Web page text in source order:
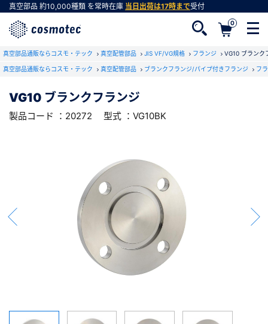
真空部品 約10,000種類 を常時在庫 当日出荷は17時まで受付
0
真空部品通販ならコスモ・テック 真空配管部品 JIS VF/VG規格 フランジ VG10 ブランク
真空部品通販ならコスモ・テック 真空配管部品 ブランクフランジ/パイプ付きフランジ フ
VG10 ブランクフランジ
製品コード ：20272 型式 ：VG10BK
RoHS2適合報告書のダウンロード
下記製品のRoHS2適合報告書のダウンロードをします。
VG10 ブランクフランジ
型式 ：VG10BK 製品コード ：20272
ダウンロードする
会員登録がお済みでない方
会員登録をすれば、便利な機能がご利用いただけ
※新規会員登録をお申し込み頂いてから本登録となるまで、数日間かかる場合